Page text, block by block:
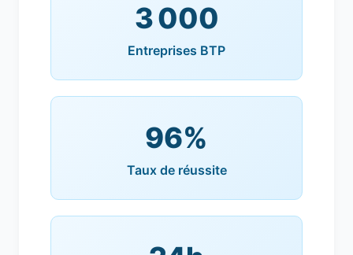
3 000
Entreprises BTP
96%
Taux de réussite